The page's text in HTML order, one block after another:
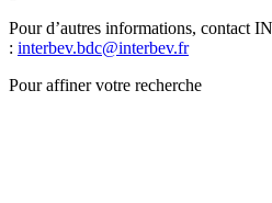
Pour d’autres informations, contact
: interbev.bdc@interbev.fr
Pour affiner votre recherche